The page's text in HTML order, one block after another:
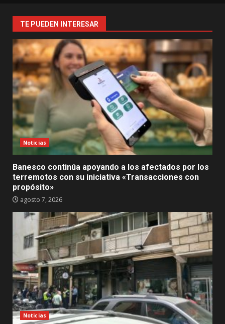
TE PUEDEN INTERESAR
Noticias
Banesco continúa apoyando a los afectados por los
terremotos con su iniciativa «Transacciones con
propósito»
agosto 7, 2026
Noticias